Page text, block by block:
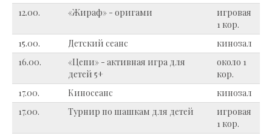
12.00.
«Жираф» - оригами
игровая
1 кор.
15.00.
Детский сеанс
кинозал
16.00.
«Цепи» - активная игра для
детей 5+
около 1
кор.
17.00.
Киносеанс
кинозал
17.00.
Турнир по шашкам для детей
игровая
1 кор.